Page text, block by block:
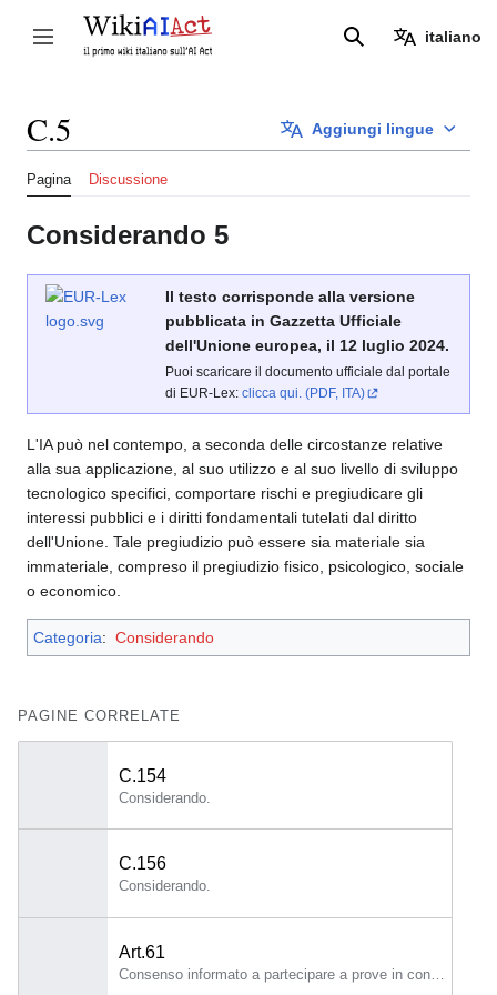
contenuto
Attiva/disattiva la barra laterale Ricerca italiano
Aggiungi lingue
C.5
Pagina Discussione
Considerando 5
Il testo corrisponde alla versione
pubblicata in Gazzetta Ufficiale
dell'Unione europea, il 12 luglio 2024.
Puoi scaricare il documento ufficiale dal portale
di EUR-Lex: clicca qui. (PDF, ITA)
L'IA può nel contempo, a seconda delle circostanze relative
alla sua applicazione, al suo utilizzo e al suo livello di sviluppo
tecnologico specifici, comportare rischi e pregiudicare gli
interessi pubblici e i diritti fondamentali tutelati dal diritto
dell'Unione. Tale pregiudizio può essere sia materiale sia
immateriale, compreso il pregiudizio fisico, psicologico, sociale
o economico.
Categoria: Considerando
PAGINE CORRELATE
C.154
Considerando.
C.156
Considerando.
Art.61